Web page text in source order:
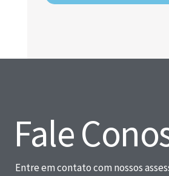
Fale
Entre em contato com nossos